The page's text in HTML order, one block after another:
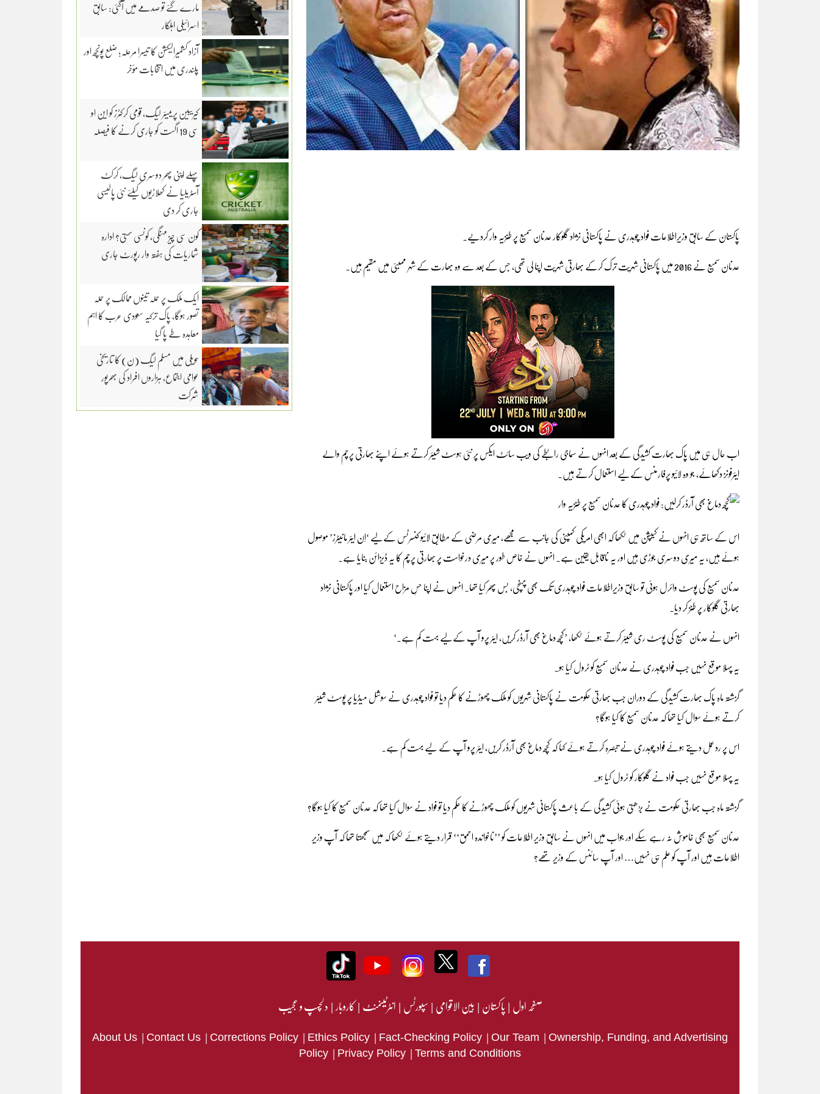
پاکستان کے سابق وزیراطلاعات فواد چوہدری نے پاکستانی نژاد گلوکار عدنان سمیع پر طنزیہ وار کردیے۔
عدنان سمیع نے 2016 میں پاکستانی شہریت ترک کرکے بھارتی شہریت اپنا لی تھی، جس کے بعد سے وہ بھارت کے شہر ممبئی میں مقیم ہیں۔
اب حال ہی میں پاک بھارت کشیدگی کے بعد انہوں نے سماجی رابطے کی ویب سائٹ ایکس پر نئی ہوسٹ شیئر کرتے ہوئے اپنے بھارتی پرچم والے
ایئرفونز دکھائے، جو وہ لائیو پرفارمنس کےلیے استعمال کرتے ہیں۔
اس کے ساتھ ہی انہوں نے کیپشن میں لکھا کہ ابھی امریکی کمپنی کی جانب سے مجھے، میری مرضی کے مطابق لائیو کنسرٹس کےلیے ‘اِن ایئر مانیٹرز’ موصول
ہوئے ہیں، یہ میری دوسری جوڑی ہیں اور یہ ناقابل یقین ہے۔ انہوں نے خاص طور پر میری درخواست پر بھارتی پرچم کا یہ ڈیزائن بنایا ہے۔
عدنان سمیع کی پوسٹ وائرل ہوئی تو سابق وزیراطلاعات فواد چوہدری تک بھی پہنچی، بس پھر کیا تھا۔ انہوں نے اپنا حسِ مزاح استعمال کیا اور پاکستانی نژاد
بھارتی گلوکار پر طنز کر دیا۔
انہوں نے عدنان سمیع کی پوسٹ ری شیئر کرتے ہوئے لکھا، ’کچھ دماغ بھی آرڈر کریں، ایئر پرو آپ کےلیے بہت کم ہے۔‘
یہ پہلا موقع نہیں جب فواد چوہدری نے عدنان سمیع کو ٹرول کیا ہو۔
گزشتہ ماہ پاک بھارت کشیدگی کے دوران جب بھارتی حکومت نے پاکستانی شہریوں کو ملک چھوڑنے کا حکم دیا تو فواد چوہدری نے سوشل میڈیا پر پوسٹ شیئر
کرتے ہوئے سوال کیا تھا کہ عدنان سمیع کا کیا ہوگا؟
اس پر ردعمل دیتے ہوئے فواد چوہدری نے تبصرہ کرتے ہوئے کہا کہ کچھ دماغ بھی آرڈر کریں، ایئر پرو آپ کے لیے بہت کم ہے۔
یہ پہلا موقع نہیں جب فواد نے گلوکار کو ٹرول کیا ہو۔
گزشتہ ماہ جب بھارتی حکومت نے بڑھتی ہوئی کشیدگی کے باعث پاکستانی شہریوں کو ملک چھوڑنے کا حکم دیا تو فواد نے سوال کیا تھا کہ عدنان سمیع کا کیا ہوگا؟
عدنان سمیع بھی خاموش نہ رہے سکے اور جواب میں انہوں نے سابق وزیر اطلاعات کو ’’ناخواندہ احمق‘‘ قرار دیتے ہوئے لکھا کہ میں سمجھتا تھا کہ آپ وزیر
اطلاعات ہیں اور آپ کو علم ہی نہیں… اور آپ سائنس کے وزیر تھے؟
مارے گئے تو صدمے میں آگئی: سابق
اسرائیلی اہلکار
آزاد کشمیرالیکشن کا تیسرا مرحلہ؛ ضلع پونچھ اور
پلندری میں انتخابات مؤخر
کیریبین پریمیئر لیگ، قومی کرکٹرز کو این او
سی 19 اگست کو جاری کرنے کا فیصلہ
پہلے اپنی پھر دوسری لیگ، کرکٹ
آسٹریلیا نے کھلاڑیوں کیلئے نئی پالیسی
جاری کر دی
کون سی چیز مہنگی، کونسی سستی؟ ادارہ
شماریات کی ہفتہ وار رپورٹ جاری
ایک ملک پر حملہ تینوں ممالک پر حملہ
تصور ہوگا، پاک ترکیہ سعودی عرب کا اہم
معاہدہ طے پا گیا
حویلی میں مسلم لیگ (ن) کا تاریخی
عوامی اجتماع، ہزاروں افراد کی بھرپور
شرکت
صفحہ اول|پاکستان|بین الاقوامی|سپورٹس|انٹرٹینمنٹ|کاروبار|دلچسپ و عجیب
About Us | Contact Us | Corrections Policy | Ethics Policy | Fact-Checking Policy | Our Team | Ownership, Funding, and Advertising
Policy | Privacy Policy | Terms and Conditions